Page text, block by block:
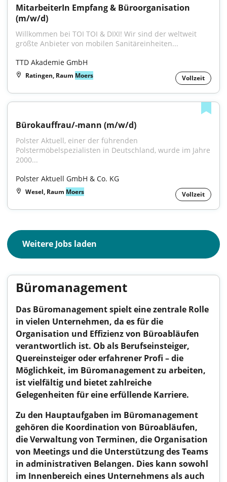
MitarbeiterIn Empfang & Büroorganisation
(m/w/d)
Willkommen bei TOI TOI & DIXI! Wir sind der weltweit
größte Anbieter von mobilen Sanitäreinheiten...
TTD Akademie GmbH
Ratingen, Raum Moers Vollzeit
Bürokauffrau/-mann (m/w/d)
Polster Aktuell, einer der führenden
Polstermöbelspezialisten in Deutschland, wurde im Jahre
2000...
Polster Aktuell GmbH & Co. KG
Wesel, Raum Moers Vollzeit
Weitere Jobs laden
Büromanagement
Das Büromanagement spielt eine zentrale Rolle
in vielen Unternehmen, da es für die
Organisation und Effizienz von Büroabläufen
verantwortlich ist. Ob als Berufseinsteiger,
Quereinsteiger oder erfahrener Profi – die
Möglichkeit, im Büromanagement zu arbeiten,
ist vielfältig und bietet zahlreiche
Gelegenheiten für eine erfüllende Karriere.
Zu den Hauptaufgaben im Büromanagement
gehören die Koordination von Büroabläufen,
die Verwaltung von Terminen, die Organisation
von Meetings und die Unterstützung des Teams
in administrativen Belangen. Dies kann sowohl
im Innenbereich eines Unternehmens als auch